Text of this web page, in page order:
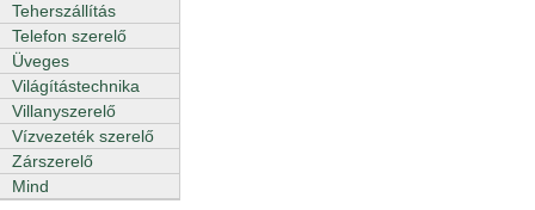
Teherszállítás
Telefon szerelő
Üveges
Világítástechnika
Villanyszerelő
Vízvezeték szerelő
Zárszerelő
Mind